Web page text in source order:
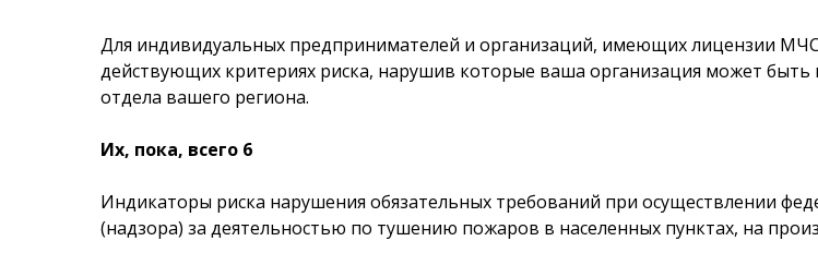
Для индивидуальных предпринимателей и организаций, имеющих лицензии
действующих критериях риска, нарушив которые ваша организация может
отдела вашего региона.
Их, пока, всего 6
Индикаторы риска нарушения обязательных требований при осуществлении
(надзора) за деятельностью по тушению пожаров в населенных пунктах, на